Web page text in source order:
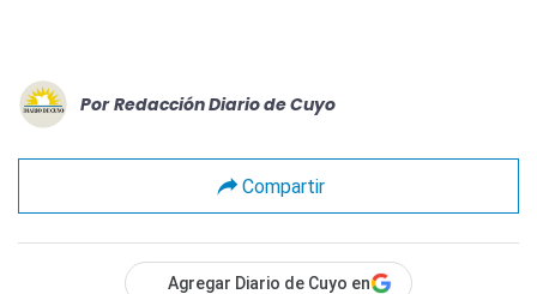
Por Redacción Diario de Cuyo
Compartir
Agregar Diario de Cuyo en